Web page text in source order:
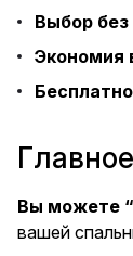
Выбор
Экономия
Вы можете
вашей